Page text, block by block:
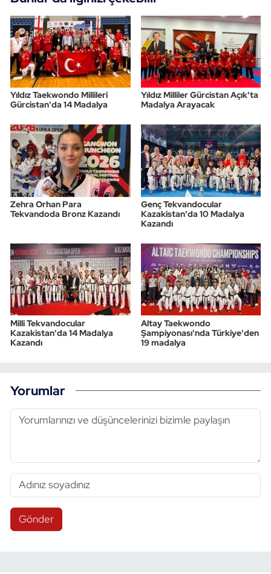
Yıldız Taekwondo Millileri
Gürcistan'da 14 Madalya
Yıldız Milliler Gürcistan Açık'ta
Madalya Arayacak
Zehra Orhan Para
Tekvandoda Bronz Kazandı
Genç Tekvandocular
Kazakistan'da 10 Madalya
Kazandı
Milli Tekvandocular
Kazakistan'da 14 Madalya
Kazandı
Altay Taekwondo
Şampiyonası'nda Türkiye'den
19 madalya
Yorumlar
Gönder
Triatlon
Voleybol
Vücut Geliştirme Fitness
Yelken
Yüzme